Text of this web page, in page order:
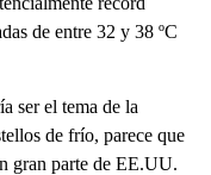
de entre 32 y 38 ºC
ser el tema de la
de frío, parece que
gran parte de EE.UU.